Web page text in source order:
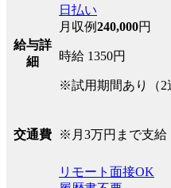
給与詳
細
日払い
月収例240,000円
時給 1350円
※試用期間あり（2
交通費 ※月3万円まで支給
リモート面接OK